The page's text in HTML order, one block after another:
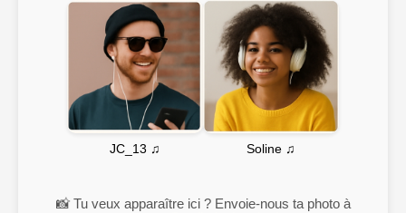
JC_13 ♫ Soline ♫
📸 Tu veux apparaître ici ? Envoie-nous ta photo à